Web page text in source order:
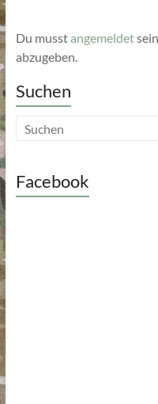
Du musstangemeldet
abzugeben.
Suchen
Facebook